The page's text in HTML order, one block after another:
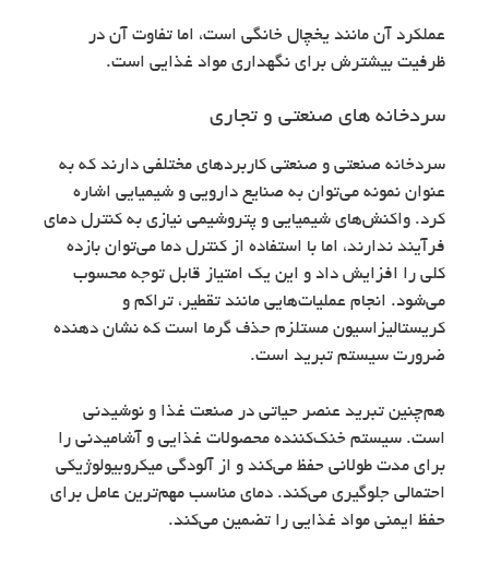
عملکرد آن مانند یخچال خانگی است، اما تفاوت آن در
ظرفیت بیشترش برای نگهداری مواد غذایی است.
سردخانه های صنعتی و تجاری
سردخانه‌ صنعتی و صنعتی کاربردهای مختلفی دارند که به
عنوان نمونه می‌توان به صنایع دارویی و شیمیایی اشاره
کرد. واکنش‌های شیمیایی و پتروشیمی نیازی به کنترل دمای
فرآیند ندارند، اما با استفاده از کنترل دما می‌توان بازده
کلی را افزایش داد و این یک امتیاز قابل توجه محسوب
می‌شود. انجام عملیات‌هایی مانند تقطیر، تراکم و
کریستالیزاسیون مستلزم حذف گرما است که نشان دهنده
ضرورت سیستم تبرید است.
هم‌چنین تبرید عنصر حیاتی در صنعت غذا و نوشیدنی
است. سیستم خنک‌کننده محصولات غذایی و آشامیدنی را
برای مدت طولانی حفظ می‌کند و از آلودگی میکروبیولوژیکی
احتمالی جلوگیری می‌کند. دمای مناسب مهم‌ترین عامل برای
حفظ ایمنی مواد غذایی را تضمین می‌کند.